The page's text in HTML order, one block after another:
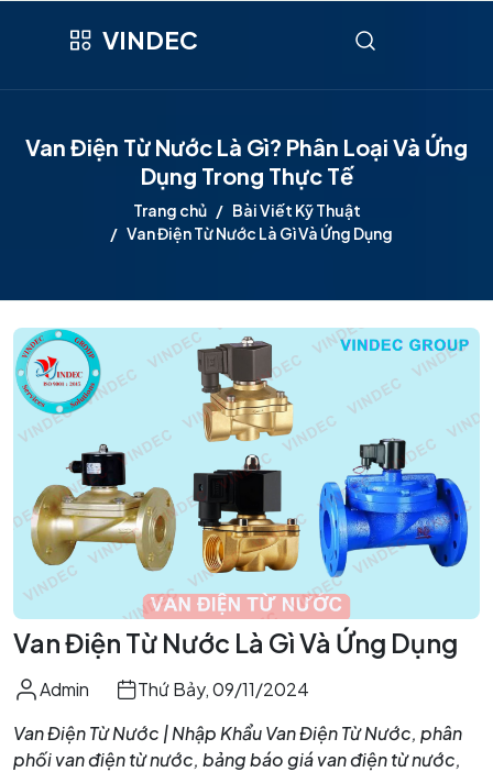
VINDEC
Van Điện Từ Nước Là Gì? Phân Loại Và Ứng
Dụng Trong Thực Tế
Trang chủ
Bài Viết Kỹ Thuật
Van Điện Từ Nước Là Gì Và Ứng Dụng
Van Điện Từ Nước Là Gì Và Ứng Dụng
Admin
Thứ Bảy, 09/11/2024
Van Điện Từ Nước | Nhập Khẩu Van Điện Từ Nước, phân
phối van điện từ nước, bảng báo giá van điện từ nước,